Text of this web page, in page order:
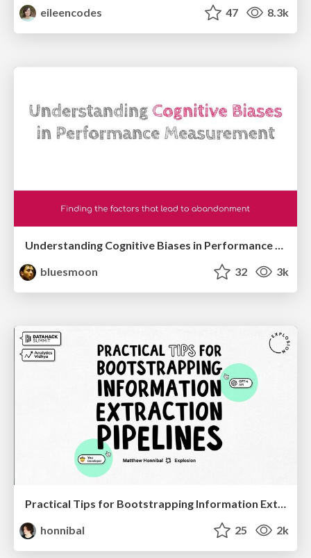
eileencodes 47 8.3k
bluesmoon
32 3k
Practical Tips for Bootstrapping Information Extraction Pipelines
honnibal
25 2k